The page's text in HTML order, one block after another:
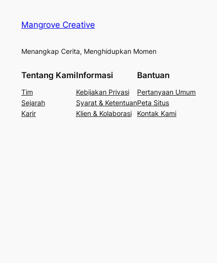
Mangrove Creative
Menangkap Cerita, Menghidupkan Momen
Tentang Kami
Tim
Sejarah
Karir
Informasi
Kebijakan Privasi
Syarat & Ketentuan
Klien & Kolaborasi
Bantuan
Pertanyaan Umum
Peta Situs
Kontak Kami